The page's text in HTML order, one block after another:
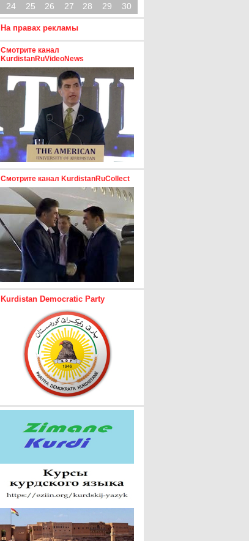
24
25 26 27 28 29 30
На правах рекламы
Смотрите канал
KurdistanRuVideoNews
Смотрите канал KurdistanRuCollect
Kurdistan Democratic Party